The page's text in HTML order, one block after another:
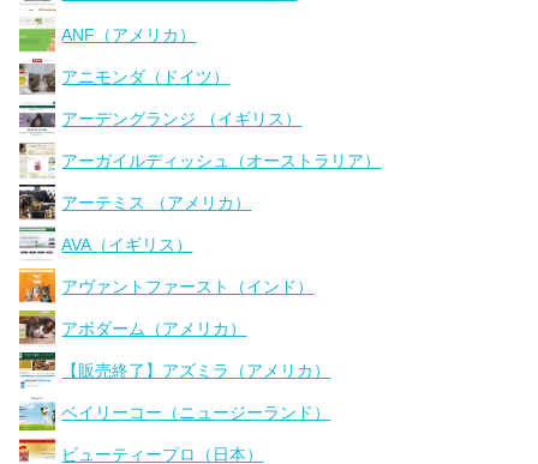
ANF（アメリカ）
アニモンダ（ドイツ）
アーデングランジ （イギリス）
アーガイルディッシュ（オーストラリア）
アーテミス （アメリカ）
AVA（イギリス）
アヴァントファースト（インド）
アボダーム（アメリカ）
【販売終了】アズミラ（アメリカ）
ベイリーコー（ニュージーランド）
ビューティープロ（日本）